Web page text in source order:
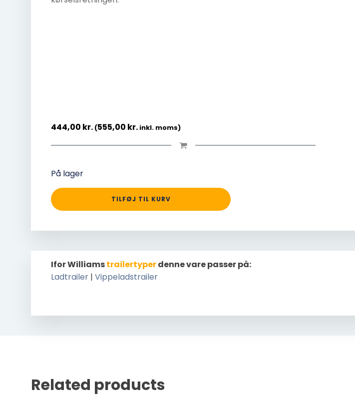
444,00 kr. (555,00 kr. inkl. moms)
På lager
TILFØJ TIL KURV
Ifor Williamstrailertyperdenne vare passer på:
Ladtrailer | Vippeladstrailer
Related products